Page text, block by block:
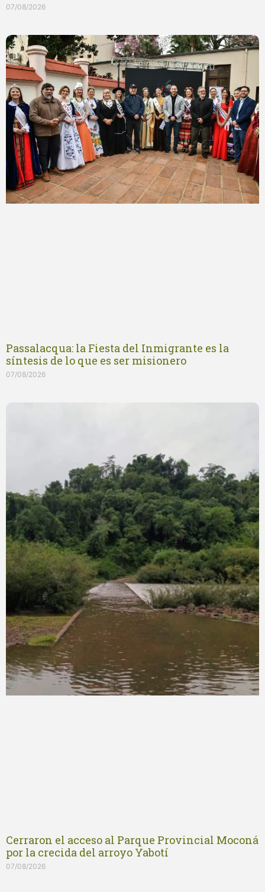
07/08/2026
Passalacqua: la Fiesta del Inmigrante es la
síntesis de lo que es ser misionero
07/08/2026
Cerraron el acceso al Parque Provincial Moconá
por la crecida del arroyo Yabotí
07/08/2026